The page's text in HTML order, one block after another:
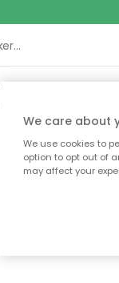
INDRETNINGTEKSTIL
Vi
We care about
We use cookies to
option to opt out of
may affect your